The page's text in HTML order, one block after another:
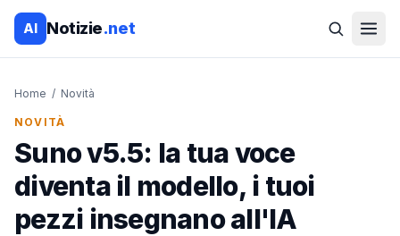
AI Notizie.net
Home / Novità
NOVITÀ
Suno v5.5: la tua voce
diventa il modello, i tuoi
pezzi insegnano all'IA